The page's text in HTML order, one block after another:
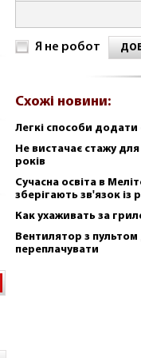
Я не робот
Схожі новини:
Легкі способи
Не вистачає стажу
років
Сучасна освіта в
зберігають зв'язок
Как ухаживать за
Вентилятор з
переплачувати